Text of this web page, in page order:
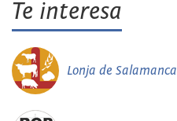
Te interesa
Lonja de Salamanca